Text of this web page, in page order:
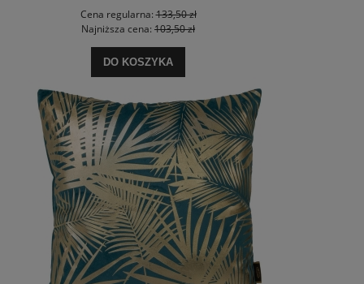
Cena regularna:133,50 zł
Najniższa cena: 103,50 zł
DO KOSZYKA